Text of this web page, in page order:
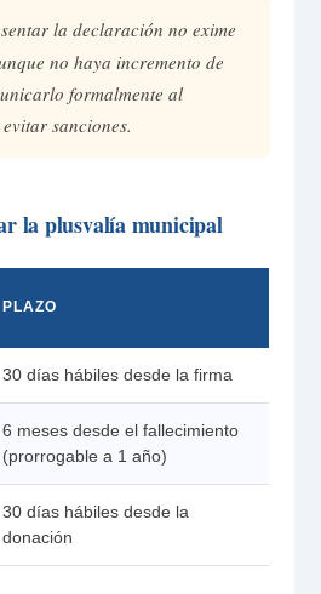
la declaración no exime
no haya incremento de
formalmente al
sanciones.
la plusvalía municipal
PLAZO
30 días hábiles desde la firma
6 meses desde el fallecimiento
(prorrogable a 1 año)
30 días hábiles desde la
donación